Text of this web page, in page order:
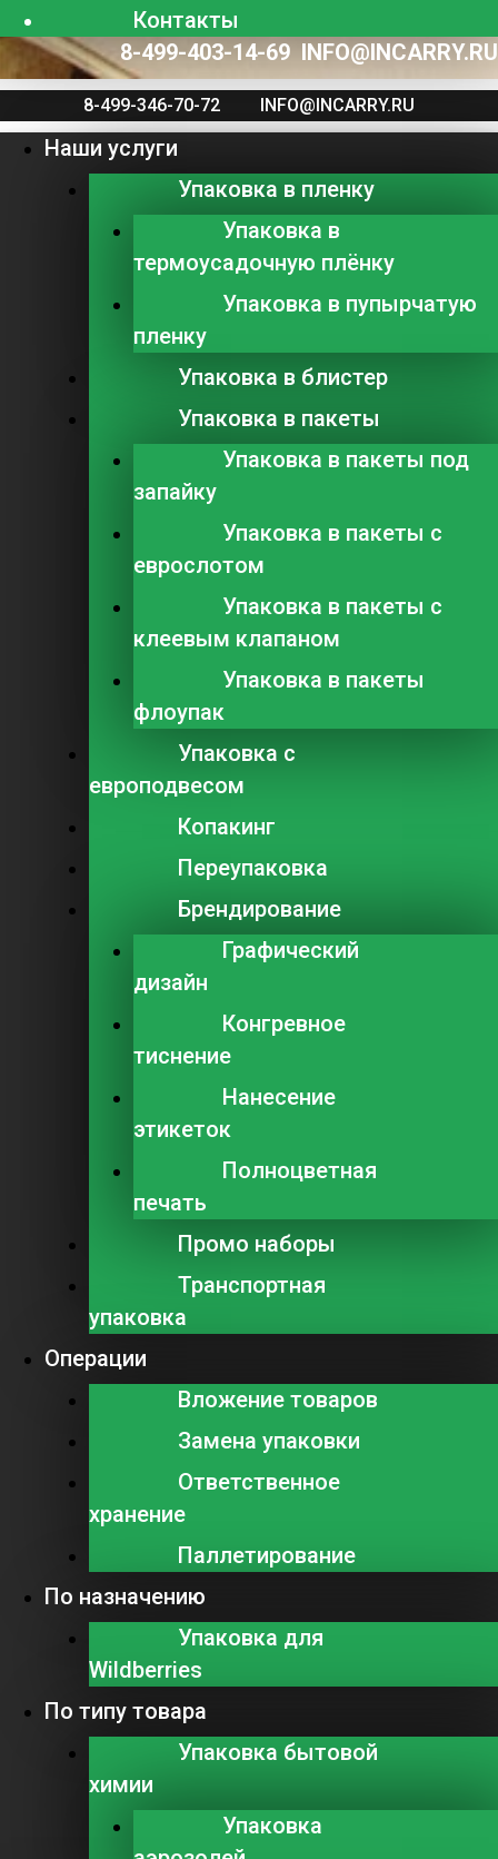
Контакты
8-499-403-14-69 INFO@INCARRY.RU
8-499-346-70-72 INFO@INCARRY.RU
Наши услуги
Упаковка в пленку
Упаковка в
термоусадочную плёнку
Упаковка в пупырчатую
пленку
Упаковка в блистер
Упаковка в пакеты
Упаковка в пакеты под
запайку
Упаковка в пакеты с
еврослотом
Упаковка в пакеты с
клеевым клапаном
Упаковка в пакеты
флоупак
Упаковка с
европодвесом
Копакинг
Переупаковка
Брендирование
Графический
дизайн
Конгревное
тиснение
Нанесение
этикеток
Полноцветная
печать
Промо наборы
Транспортная
упаковка
Операции
Вложение товаров
Замена упаковки
Ответственное
хранение
Паллетирование
По назначению
Упаковка для
Wildberries
По типу товара
Упаковка бытовой
химии
Упаковка